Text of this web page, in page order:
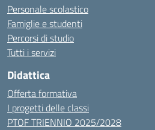
Personale scolastico
Famiglie e studenti
Percorsi di studio
Tutti i servizi
Didattica
Offerta formativa
I progetti delle classi
PTOF TRIENNIO 2025/2028